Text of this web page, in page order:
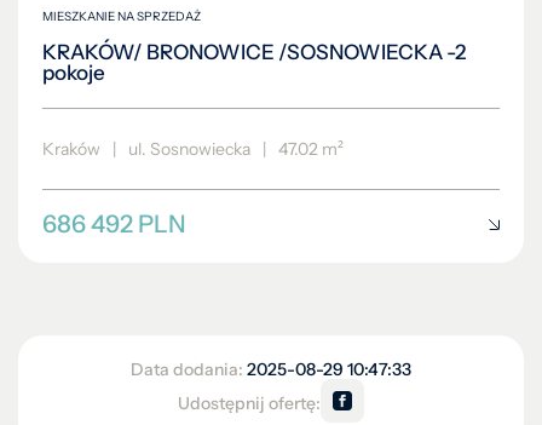
MIESZKANIE NA SPRZEDAŻ
KRAKÓW/ BRONOWICE /SOSNOWIECKA -2
pokoje
Kraków | ul. Sosnowiecka | 47.02 m²
686 492 PLN
Data dodania: 2025-08-29 10:47:33
Udostępnij ofertę: